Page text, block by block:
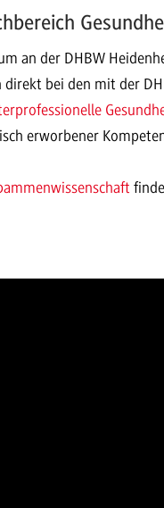
an der DHBW
direkt bei den mit der
erworbener